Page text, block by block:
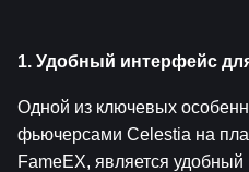
1. Удобный интерфейс
Одной из ключевых
фьючерсами Celestia на
FameEX, является